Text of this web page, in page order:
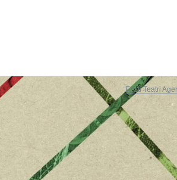
Eesti Teatri